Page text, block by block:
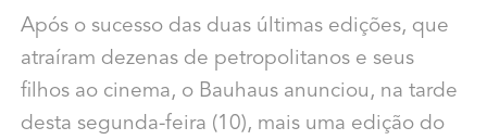
Após o sucesso das duas últimas edições, que
atraíram dezenas de petropolitanos e seus
filhos ao cinema, o Bauhaus anunciou, na tarde
desta segunda-feira (10), mais uma edição do